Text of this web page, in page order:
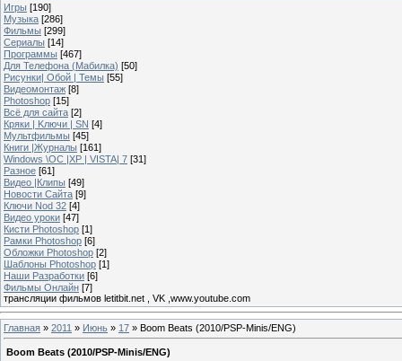
Игры [190]
Музыка [286]
Фильмы [299]
Сериалы [14]
Программы [467]
Для Телефона (Мабилка) [50]
Рисунки| Обой | Темы [55]
Видеомонтаж [8]
Photoshop [15]
Всё для сайта [2]
Кряки | Kлючи | SN [4]
Мультфильмы [45]
Книги |Журналы [161]
Windows \OC |XP | VISTA| 7 [31]
Разное [61]
Видео |Клипы [49]
Новости Сайта [9]
Ключи Nod 32 [4]
Видео уроки [47]
Кисти Photoshop [1]
Рамки Photoshop [6]
Обложки Photoshop [2]
Шаблоны Photoshop [1]
Наши Разработки [6]
Фильмы Онлайн [7]
трансляции фильмов letitbit.net , VK ,www.youtube.com
Главная » 2011 » Июнь » 17 » Boom Beats (2010/PSP-Minis/ENG)
Boom Beats (2010/PSP-Minis/ENG)